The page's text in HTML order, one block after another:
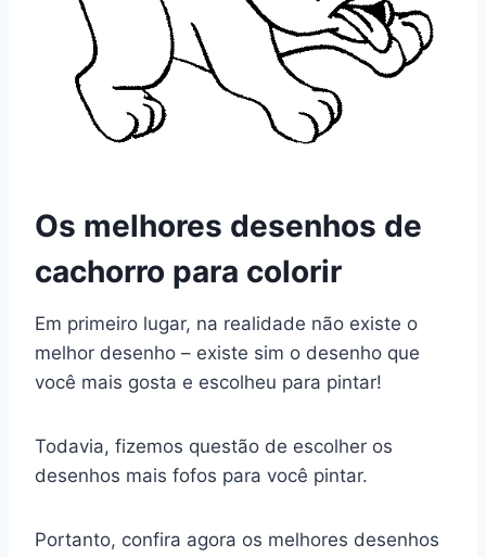
Os melhores desenhos de
cachorro para colorir
Em primeiro lugar, na realidade não existe o
melhor desenho – existe sim o desenho que
você mais gosta e escolheu para pintar!
Todavia, fizemos questão de escolher os
desenhos mais fofos para você pintar.
Portanto, confira agora os melhores desenhos